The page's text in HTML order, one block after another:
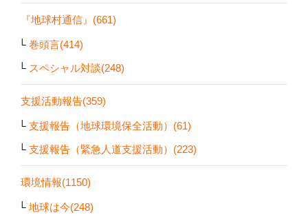
『地球村通信』(661)
巻頭言(414)
スペシャル対談(248)
支援活動報告(359)
支援報告（地球環境保全活動）(61)
支援報告（緊急人道支援活動）(223)
環境情報(1150)
地球は今(248)